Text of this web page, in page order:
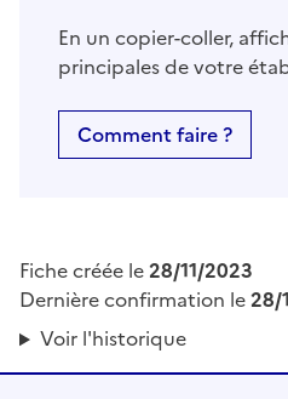
En un copier-coller,
principales de votre
Comment faire ?
Fiche créée le28/11/2023
Dernière confirmation le28/
Voir l'historique